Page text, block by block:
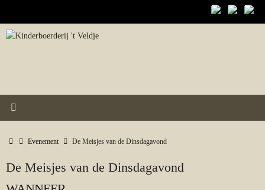
de
HomeEvenement De Meisjes van de Dinsdagavond
De Meisjes van de Dinsdagavond